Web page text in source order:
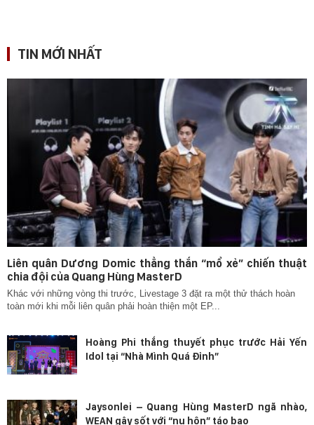
TIN MỚI NHẤT
Liên quân Dương Domic thẳng thắn “mổ xẻ” chiến thuật
chia đội của Quang Hùng MasterD
Khác với những vòng thi trước, Livestage 3 đặt ra một thử thách hoàn
toàn mới khi mỗi liên quân phải hoàn thiện một EP...
Hoàng Phi thắng thuyết phục trước Hải Yến
Idol tại “Nhà Mình Quá Đỉnh”
Jaysonlei – Quang Hùng MasterD ngã nhào,
WEAN gây sốt với “nụ hôn” táo bạo